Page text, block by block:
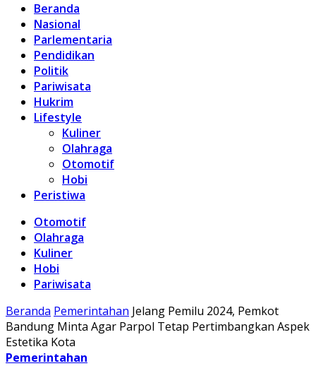
Beranda
Nasional
Parlementaria
Pendidikan
Politik
Pariwisata
Hukrim
Lifestyle
Kuliner
Olahraga
Otomotif
Hobi
Peristiwa
Otomotif
Olahraga
Kuliner
Hobi
Pariwisata
Beranda Pemerintahan Jelang Pemilu 2024, Pemkot
Bandung Minta Agar Parpol Tetap Pertimbangkan Aspek
Estetika Kota
Pemerintahan